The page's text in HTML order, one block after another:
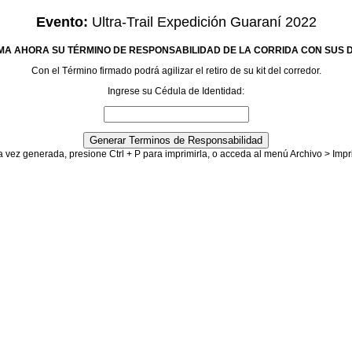
Evento: Ultra-Trail Expedición Guaraní 2022
AHORA SU TÉRMINO DE RESPONSABILIDAD DE LA CORRIDA CON SUS
Con el Término firmado podrá agilizar el retiro de su kit del corredor.
Ingrese su Cédula de Identidad:
vez generada, presione Ctrl + P para imprimirla, o acceda al menú Archivo >